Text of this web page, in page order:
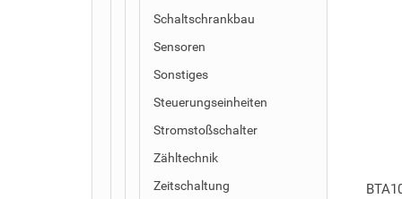
Schaltschrankbau
Sensoren
Sonstiges
Steuerungseinheiten
Stromstoßschalter
Zähltechnik
Zeitschaltung